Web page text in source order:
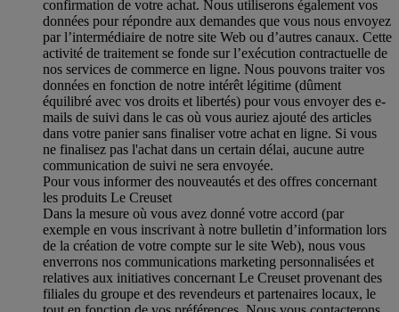
confirmation de votre achat. Nous utiliserons également vos
données pour répondre aux demandes que vous nous envoyez
par l’intermédiaire de notre site Web ou d’autres canaux. Cette
activité de traitement se fonde sur l’exécution contractuelle de
nos services de commerce en ligne. Nous pouvons traiter vos
données en fonction de notre intérêt légitime (dûment
équilibré avec vos droits et libertés) pour vous envoyer des e-
mails de suivi dans le cas où vous auriez ajouté des articles
dans votre panier sans finaliser votre achat en ligne. Si vous
ne finalisez pas l'achat dans un certain délai, aucune autre
communication de suivi ne sera envoyée.
Pour vous informer des nouveautés et des offres concernant
les produits Le Creuset
Dans la mesure où vous avez donné votre accord (par
exemple en vous inscrivant à notre bulletin d’information lors
de la création de votre compte sur le site Web), nous vous
enverrons nos communications marketing personnalisées et
relatives aux initiatives concernant Le Creuset provenant des
filiales du groupe et des revendeurs et partenaires locaux, le